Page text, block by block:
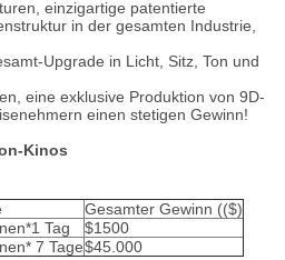
einzigartige patentierte
in der gesamten Industrie,
Upgrade in Licht, Sitz, Ton und
eine exklusive Produktion von 9D-
einen stetigen Gewinn!
Kinos
Gesamter Gewinn (($)
Tag
$1500
7 Tage$45.000